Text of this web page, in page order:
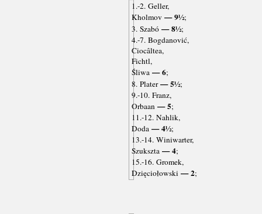
1.-2. Geller,
Kholmov — 9½;
3. Szabó— 8½;
4.-7. Bogdanović,
Ciocâltea,
Fichtl,
Śliwa— 6;
8. Plater— 5½;
9.-10. Franz,
Orbaan— 5;
11.-12. Nahlik,
Doda— 4½;
13.-14. Winiwarter,
Szukszta— 4;
15.-16. Gromek,
Dzięciołowski — 2;